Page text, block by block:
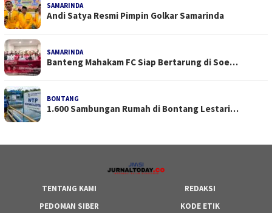
SAMARINDA
Andi Satya Resmi Pimpin Golkar Samarinda
SAMARINDA
Banteng Mahakam FC Siap Bertarung di Soe…
BONTANG
1.600 Sambungan Rumah di Bontang Lestari…
TENTANG KAMI
REDAKSI
PEDOMAN SIBER
KODE ETIK